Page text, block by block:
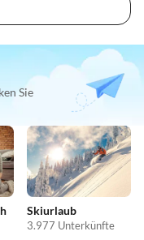
Sie
Skiurlaub
3.977 Unterkünfte